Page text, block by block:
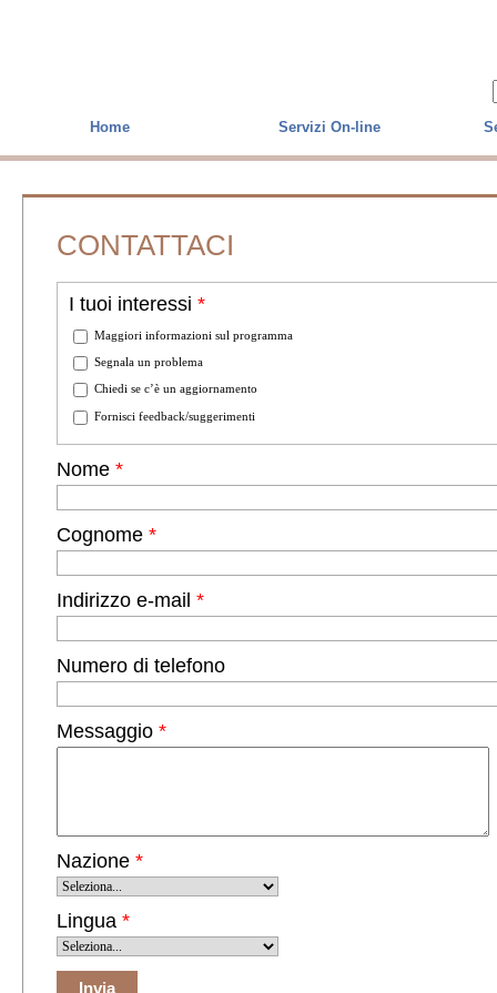
Home Servizi On-line
CONTATTACI
I tuoi interessi *
Maggiori informazioni sul programma
Segnala un problema
Chiedi se c’è un aggiornamento
Fornisci feedback/suggerimenti
Nome *
Cognome *
Indirizzo e-mail *
Numero di telefono
Messaggio *
Nazione *
Lingua *